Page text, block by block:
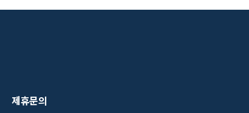
제휴문의